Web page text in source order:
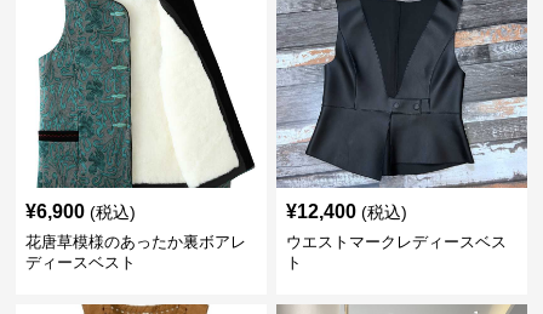
¥6,900 (税込)
花唐草模様のあったか裏ボアレ
ディースベスト
¥12,400 (税込)
ウエストマークレディースベス
ト